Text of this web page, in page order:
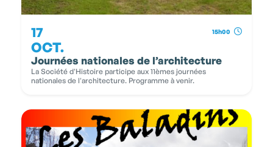
17
OCT.
15h00
Journées nationales de l’architecture
La Société d'Histoire participe aux 11èmes journées
nationales de l'architecture. Programme à venir.